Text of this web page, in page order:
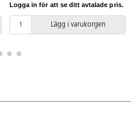
tillverkat av FSC-certifierad
Logga in för att se ditt avtalade pris.
Lägg i varukorgen